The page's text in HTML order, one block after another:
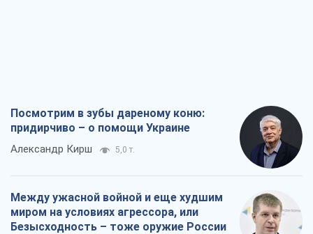
Посмотрим в зубы дареному коню:
придирчиво – о помощи Украине
Александр Кирш 5,0 т.
Между ужасной войной и еще худшим
миром на условиях агрессора, или
Безысходность – тоже оружие России